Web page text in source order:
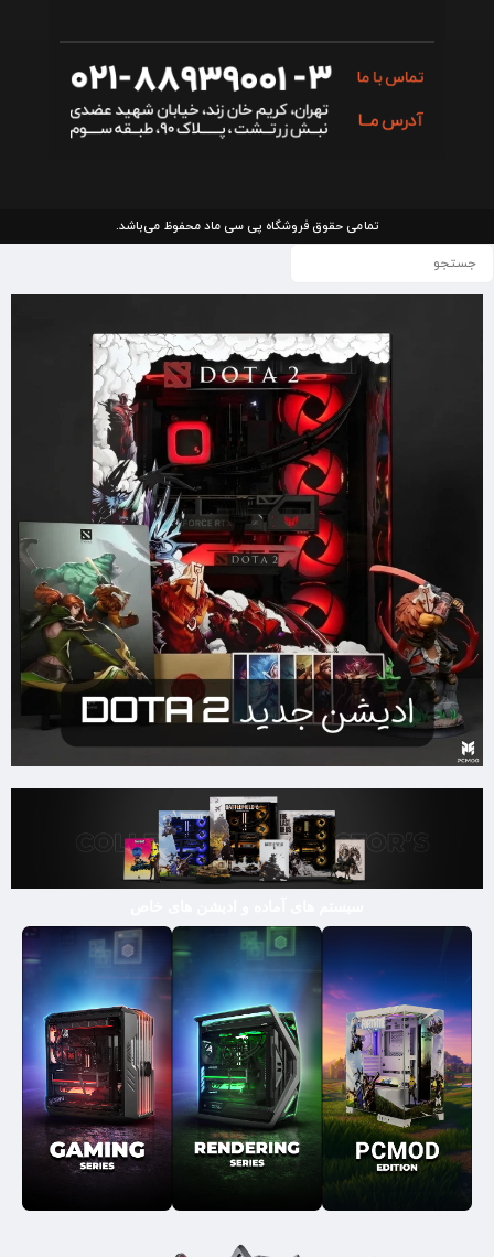
تمامی حقوق فروشگاه پی سی ماد محفوظ می‌باشد.